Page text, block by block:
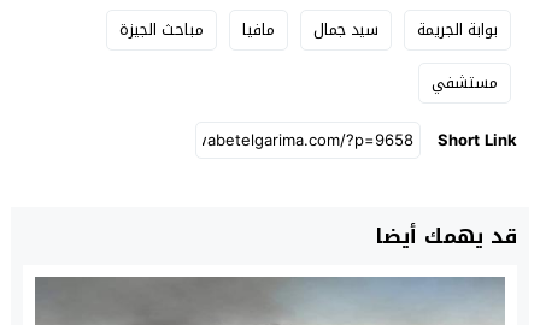
بوابة الجريمة سيد جمال مافيا
مباحث الجيزة
مستشفي
Short Link
قد يهمك أيضا